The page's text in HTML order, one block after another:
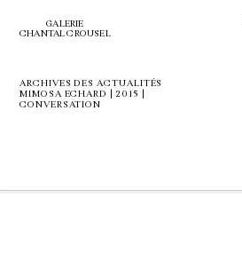
GALERIE
CHANTAL CROUSEL
ARCHIVES DES ACTUALITÉS
MIMOSA ECHARD | 2015 |
CONVERSATION